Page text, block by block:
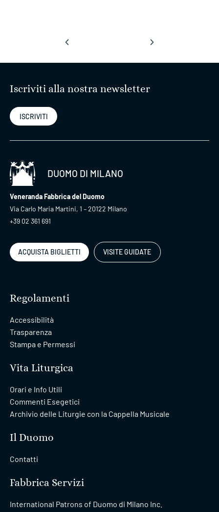
‹ ›
Iscriviti alla nostra newsletter
ISCRIVITI
DUOMO DI MILANO
Veneranda Fabbrica del Duomo
Via Carlo Maria Martini, 1 – 20122 Milano
+39 02 361 691
ACQUISTA BIGLIETTI VISITE GUIDATE
Regolamenti
Accessibilità
Trasparenza
Stampa e Permessi
Vita Liturgica
Orari e Info Utili
Commenti Esegetici
Archivio delle Liturgie con la Cappella Musicale
Il Duomo
Contatti
Fabbrica Servizi
International Patrons of Duomo di Milano Inc.